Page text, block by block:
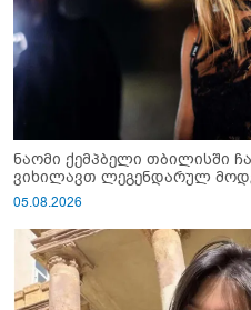
ნაომი ქემპბელი თბილისში
ვიხილავთ ლეგენდარულ
05.08.2026